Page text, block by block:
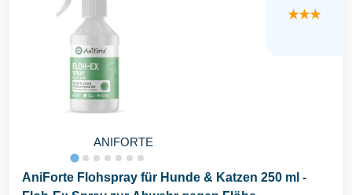
ANIFORTE
★★★
AniForte Flohspray für Hunde & Katzen 250 ml -